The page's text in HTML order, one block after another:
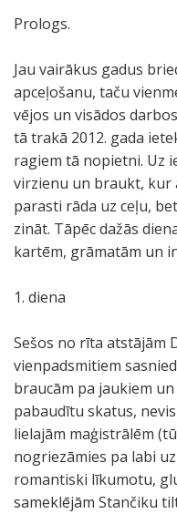
Prologs.
Jau vairākus gadus
apceļošanu, taču
vējos un visādos
tā trakā 2012. gada
ragiem tā nopietni. Uz
virzienu un braukt, kur
parasti rāda uz ceļu,
zināt. Tāpēc dažās
kartēm, grāmatām un
1. diena
Sešos no rīta atstājām
vienpadsmitiem
braucām pa jaukiem
pabaudītu skatus,
lielajām maģistrālēm
nogriezāmies pa labi
romantiski līkumotu,
sameklējām Stančiku